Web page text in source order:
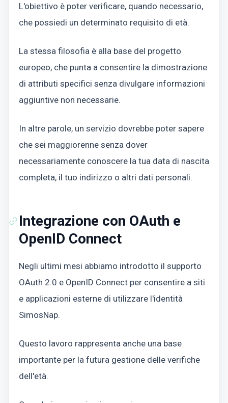
L'obiettivo è poter verificare, quando necessario,
che possiedi un determinato requisito di età.
La stessa filosofia è alla base del progetto
europeo, che punta a consentire la dimostrazione
di attributi specifici senza divulgare informazioni
aggiuntive non necessarie.
In altre parole, un servizio dovrebbe poter sapere
che sei maggiorenne senza dover
necessariamente conoscere la tua data di nascita
completa, il tuo indirizzo o altri dati personali.
Integrazione con OAuth e
OpenID Connect
Negli ultimi mesi abbiamo introdotto il supporto
OAuth 2.0 e OpenID Connect per consentire a siti
e applicazioni esterne di utilizzare l'identità
SimosNap.
Questo lavoro rappresenta anche una base
importante per la futura gestione delle verifiche
dell'età.